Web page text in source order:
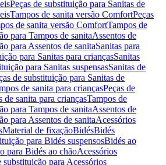
Peças de substituição para Sanitas de
Tampos de sanita versão ComfortPeças
de sanita versão ComfortTampos de
para Tampos de sanitaAssentos de
para Assentos de sanitaSanitas para
para Sanitas para criançasSanitas
para Sanitas suspensasSanitas de
de substituição para Sanitas de
de sanita para criançasPeças de
de sanita para criançasTampos de
para Tampos de sanitaAssentos de
para Assentos de sanitaAcessórios
Material de fixaçãoBidésBidés
para Bidés suspensosBidés ao
para Bidés ao chãoAcessórios
substituição para Acessórios